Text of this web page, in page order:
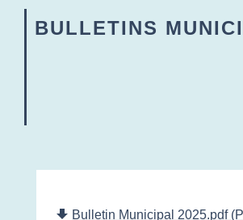
BULLETINS
file_download Bulletin Municipal 2025.pdf